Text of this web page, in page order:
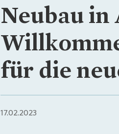
Neubau in
für die
17.02.2023